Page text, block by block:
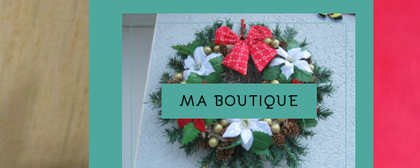
MA BOUTIQUE